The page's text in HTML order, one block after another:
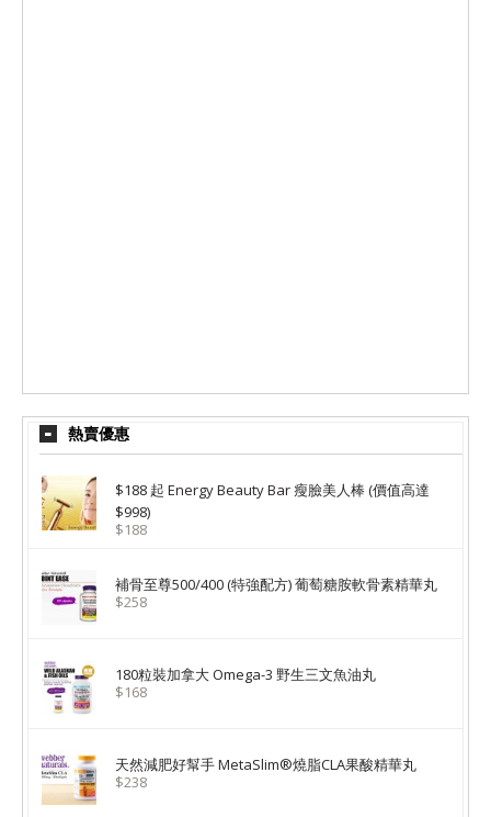
熱賣優惠
$188 起 Energy Beauty Bar 瘦臉美人棒 (價值高達
$998)
$188
補骨至尊500/400 (特強配方) 葡萄糖胺軟骨素精華丸
$258
180粒裝加拿大 Omega-3 野生三文魚油丸
$168
天然減肥好幫手 MetaSlim®燒脂CLA果酸精華丸
$238